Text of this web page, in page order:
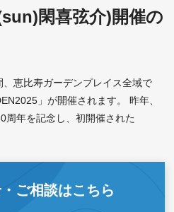
閑喜弦介)開催の
恵比寿ガーデンプレイス全域で
」が開催されます。 昨年、
周年を記念し、初開催された
ご相談はこちら